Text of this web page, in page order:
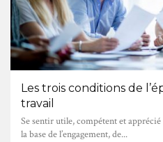
Les trois conditions de
travail
Se sentir utile, compétent et
la base de l’engagement, de...